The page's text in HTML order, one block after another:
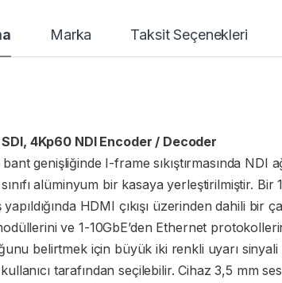
Marka Taksit Seçenekleri
SDI, 4Kp60 NDI Encoder / Decoder
genişliğinde I-frame sıkıştırmasında NDI
alüminyum bir kasaya yerleştirilmiştir. Bir
HDMI çıkışı üzerinden dahili
ve 1-10GbE’den Ethernet
belirtmek için büyük iki renkli uyarı sinyali
tarafından seçilebilir. Cihaz 3,5 mm